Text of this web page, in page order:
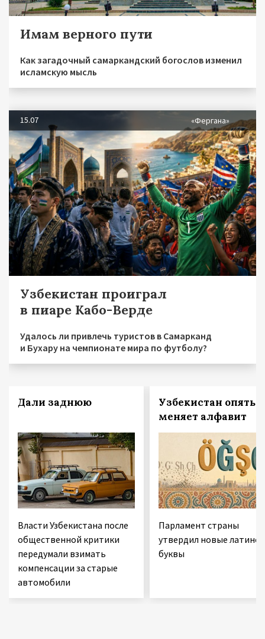
Имам верного пути
Как загадочный самаркандский богослов изменил
исламскую мысль
15.07 «Фергана»
Узбекистан проиграл
в пиаре Кабо-Верде
Удалось ли привлечь туристов в Самарканд
и Бухару на чемпионате мира по футболу?
Дали заднюю
Власти Узбекистана после
общественной критики
передумали взимать
компенсации за старые
автомобили
Узбекистан опять
меняет алфавит
Парламент страны
утвердил новые
буквы